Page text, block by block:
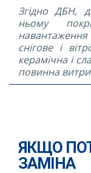
Згідно ДБН,
ньому
снігове і
керамічна і
повинна
ЯКЩО
ЗАМІНА